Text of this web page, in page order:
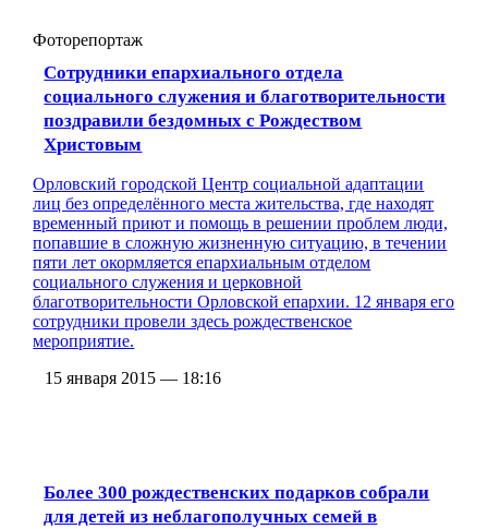
Фоторепортаж
Сотрудники епархиального отдела
социального служения и благотворительности
поздравили бездомных с Рождеством
Христовым
Орловский городской Центр социальной адаптации
лиц без определённого места жительства, где находят
временный приют и помощь в решении проблем люди,
попавшие в сложную жизненную ситуацию, в течении
пяти лет окормляется епархиальным отделом
социального служения и церковной
благотворительности Орловской епархии. 12 января его
сотрудники провели здесь рождественское
мероприятие.
15 января 2015 — 18:16
Более 300 рождественских подарков собрали
для детей из неблагополучных семей в